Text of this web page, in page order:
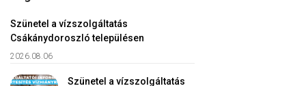
Szünetel a vízszolgáltatás
Csákánydoroszló településen
2026.08.06
Szünetel a vízszolgáltatás